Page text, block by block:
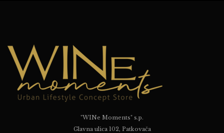
"WINe Moments" s.p.
Glavna ulica 102, Patkovača